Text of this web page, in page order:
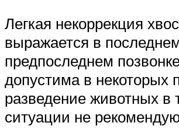
Легкая некоррекция
выражается в
предпоследнем
допустима в некоторых
разведение животных в
ситуации не